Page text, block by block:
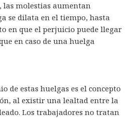
las molestias aumentan
se dilata en el tiempo, hasta
en que el perjuicio puede llegar
en caso de una huelga
de estas huelgas es el concepto
al existir una lealtad entre la
Los trabajadores no tratan